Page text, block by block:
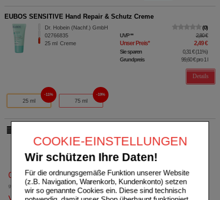
COOKIE-EINSTELLUNGEN
Wir schützen Ihre Daten!
Für die ordnungsgemäße Funktion unserer Website
(z.B. Navigation, Warenkorb, Kundenkonto) setzen
wir so genannte Cookies ein. Diese sind technisch
EUBOS SENSITIVE Hand Repair & Schutz Creme
Dr. Hobein (Nachf.) GmbH
02766835
25 ml Creme
0
UVP** 2,80 €
Unser Preis* 2,49 €
Sie sparen 0,31 €(11%)
Grundpreis
99,60 €pro 1 l
Details
25 ml
11%
75 ml
19%
0800-10 11 422
gebührenfreie Rufnummer